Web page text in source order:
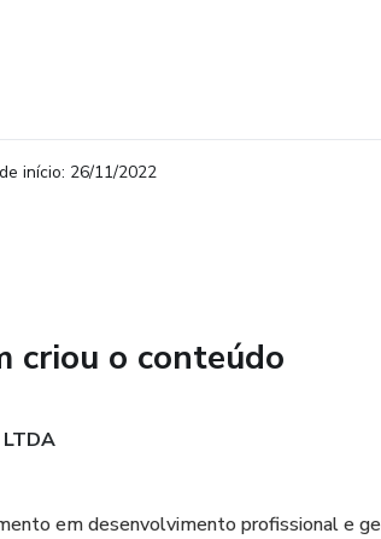
início: 26/11/2022
criou o conteúdo
em desenvolvimento profissional e